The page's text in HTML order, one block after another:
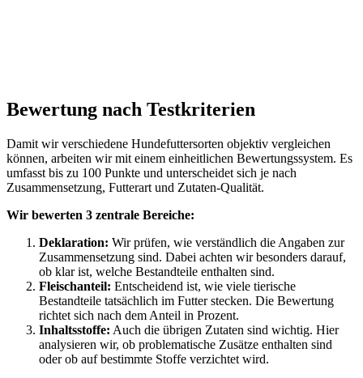
Bewertung nach Testkriterien
Damit wir verschiedene Hundefuttersorten objektiv vergleichen
können, arbeiten wir mit einem einheitlichen Bewertungssystem. Es
umfasst bis zu 100 Punkte und unterscheidet sich je nach
Zusammensetzung, Futterart und Zutaten-Qualität.
Wir bewerten 3 zentrale Bereiche:
Deklaration: Wir prüfen, wie verständlich die Angaben zur
Zusammensetzung sind. Dabei achten wir besonders darauf,
ob klar ist, welche Bestandteile enthalten sind.
Fleischanteil: Entscheidend ist, wie viele tierische
Bestandteile tatsächlich im Futter stecken. Die Bewertung
richtet sich nach dem Anteil in Prozent.
Inhaltsstoffe: Auch die übrigen Zutaten sind wichtig. Hier
analysieren wir, ob problematische Zusätze enthalten sind
oder ob auf bestimmte Stoffe verzichtet wird.